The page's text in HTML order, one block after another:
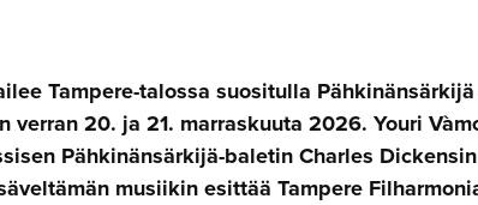
Tampere-talossa suositulla
20. ja 21. marraskuuta 2026. Youri
Pähkinänsärkijä-baletin Charles
musiikin esittää Tampere